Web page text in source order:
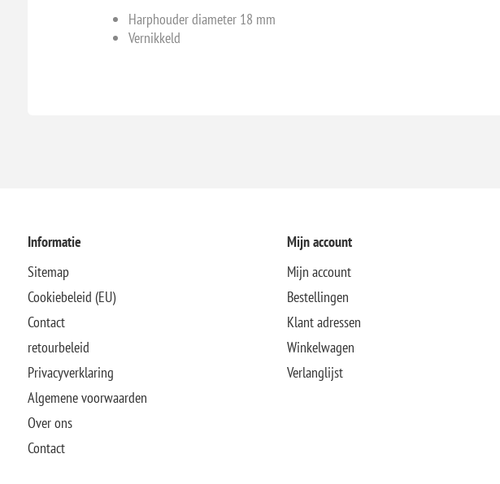
Harphouder diameter 18 mm
Vernikkeld
Informatie
Sitemap
Cookiebeleid (EU)
Contact
retourbeleid
Privacyverklaring
Algemene voorwaarden
Over ons
Contact
Mijn account
Mijn account
Bestellingen
Klant adressen
Winkelwagen
Verlanglijst